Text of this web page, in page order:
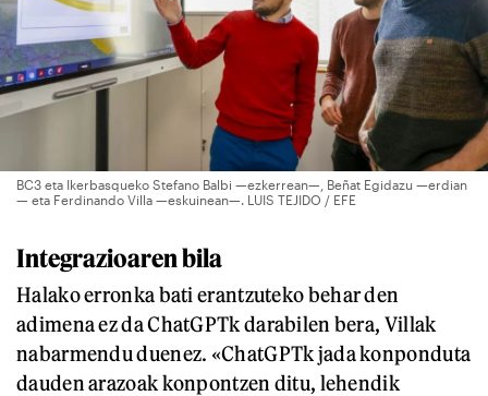
BC3 eta Ikerbasqueko Stefano Balbi —ezkerrean—, Beñat Egidazu —erdian
— eta Ferdinando Villa —eskuinean—. LUIS TEJIDO / EFE
Integrazioaren bila
Halako erronka bati erantzuteko behar den
adimena ez da ChatGPTk darabilen bera, Villak
nabarmendu duenez. «ChatGPTk jada konponduta
dauden arazoak konpontzen ditu, lehendik